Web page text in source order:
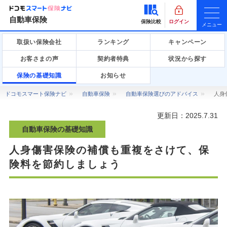
自動車保険 保険比較 ログイン
メニュー
取扱い保険会社 ランキング キャンペーン
お客さまの声 契約者特典 状況から探す
保険の基礎知識 お知らせ
ドコモスマート保険ナビ 自動車保険 自動車保険選びのアドバイス 人
更新日：2025.7.31
自動車保険の基礎知識
人身傷害保険の補償も重複をさけて、保
険料を節約しましょう